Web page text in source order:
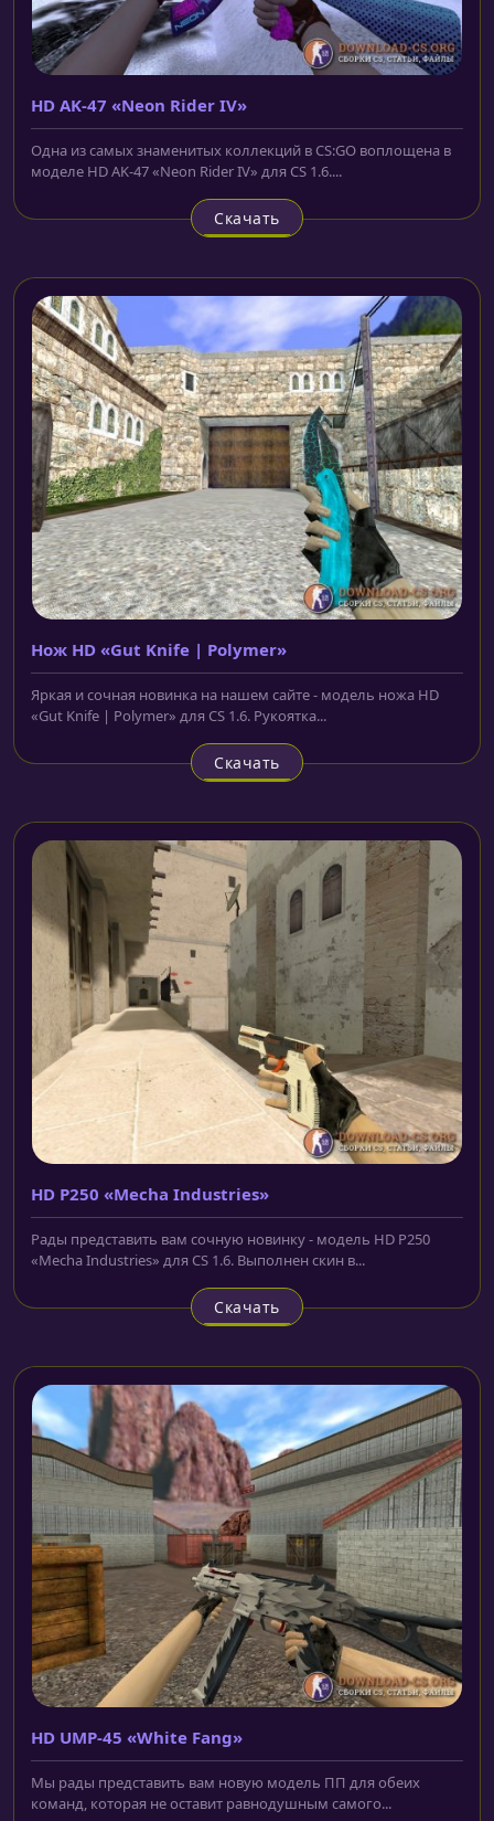
HD AK-47 «Neon Rider IV»
Одна из самых знаменитых коллекций в CS:GO воплощена в
моделе HD AK-47 «Neon Rider IV» для CS 1.6....
Скачать
Нож HD «Gut Knife | Polymer»
Яркая и сочная новинка на нашем сайте - модель ножа HD
«Gut Knife | Polymer» для CS 1.6. Рукоятка...
Скачать
HD P250 «Mecha Industries»
Рады представить вам сочную новинку - модель HD P250
«Mecha Industries» для CS 1.6. Выполнен скин в...
Скачать
HD UMP-45 «White Fang»
Мы рады представить вам новую модель ПП для обеих
команд, которая не оставит равнодушным самого...